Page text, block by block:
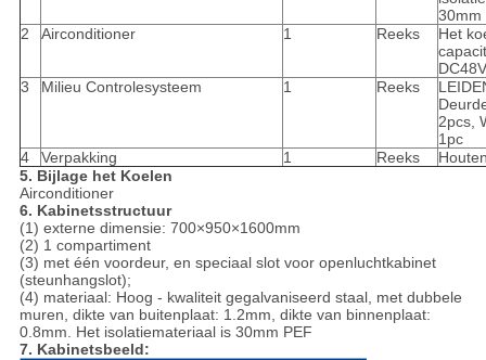
30mm
2
Airconditioner 1 Reeks
Het
3
Milieu Controlesysteem 1 Reeks
2pcs,
1pc
4
Verpakking 1 Reeks
5. Bijlage het Koelen
Airconditioner
6. Kabinetsstructuur
(1) externe dimensie: 700×950×1600mm
(2) 1 compartiment
(3) met één voordeur, en speciaal slot voor openluchtkabinet
(steunhangslot);
(4) materiaal: Hoog - kwaliteit gegalvaniseerd staal, met dubbele
muren, dikte van buitenplaat: 1.2mm, dikte van binnenplaat:
0.8mm. Het isolatiemateriaal is 30mm PEF
7. Kabinetsbeeld: